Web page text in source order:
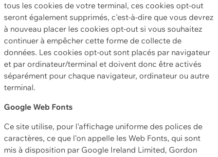
tous les cookies de votre terminal, ces cookies opt-out
seront également supprimés, c'est-à-dire que vous devrez
à nouveau placer les cookies opt-out si vous souhaitez
continuer à empêcher cette forme de collecte de
données. Les cookies opt-out sont placés par navigateur
et par ordinateur/terminal et doivent donc être activés
séparément pour chaque navigateur, ordinateur ou autre
terminal.
Google Web Fonts
Ce site utilise, pour l'affichage uniforme des polices de
caractères, ce que l'on appelle les Web Fonts, qui sont
mis à disposition par Google Ireland Limited, Gordon